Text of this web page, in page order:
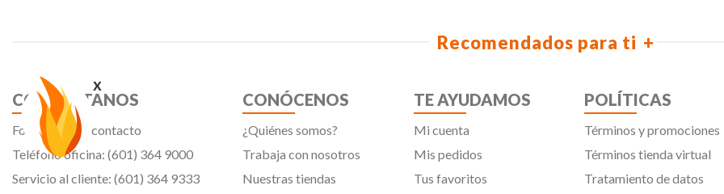
x
Recomendados para ti
CONTÁCTANOS
Formulario de contacto
Teléfono oficina: (601) 364 9000
Servicio al cliente: (601) 364 9333
CONÓCENOS
¿Quiénes somos?
Trabaja con nosotros
Nuestras tiendas
TE AYUDAMOS
Mi cuenta
Mis pedidos
Tus favoritos
POLÍTICAS
Términos y promociones
Términos tienda virtual
Tratamiento de datos